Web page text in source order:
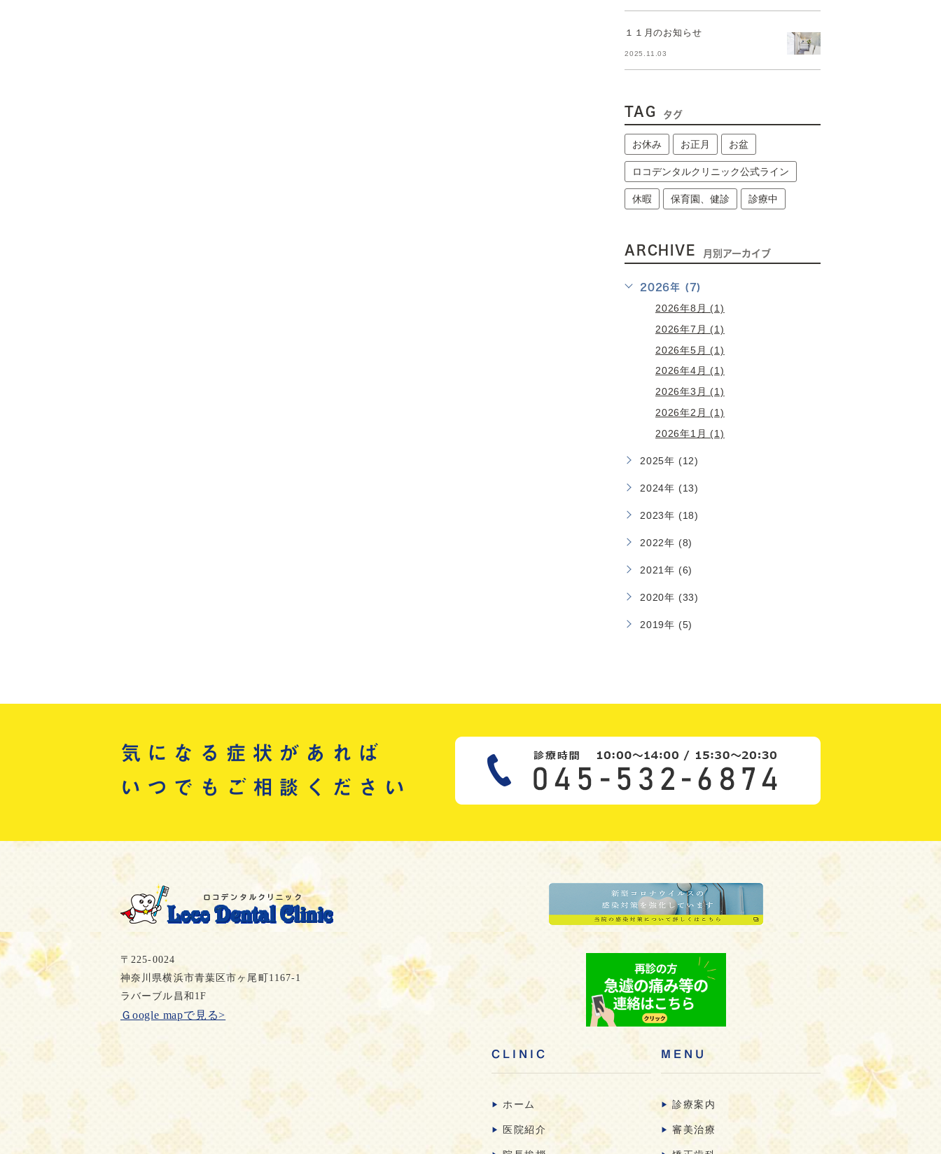
１１月のお知らせ
2025.11.03
TAG タグ
お休み お正月 お盆
ロコデンタルクリニック公式ライン
休暇 保育園、健診 診療中
ARCHIVE 月別アーカイブ
2026年 (7)
2026年8月 (1)
2026年7月 (1)
2026年5月 (1)
2026年4月 (1)
2026年3月 (1)
2026年2月 (1)
2026年1月 (1)
2025年 (12)
2024年 (13)
2023年 (18)
2022年 (8)
2021年 (6)
2020年 (33)
2019年 (5)
気になる症状があれば
いつでもご相談ください
〒225-0024
神奈川県横浜市青葉区市ヶ尾町1167-1
ラバーブル昌和1F
Ｇoogle mapで見る>
CLINIC
ホーム
医院紹介
MENU
診療案内
審美治療